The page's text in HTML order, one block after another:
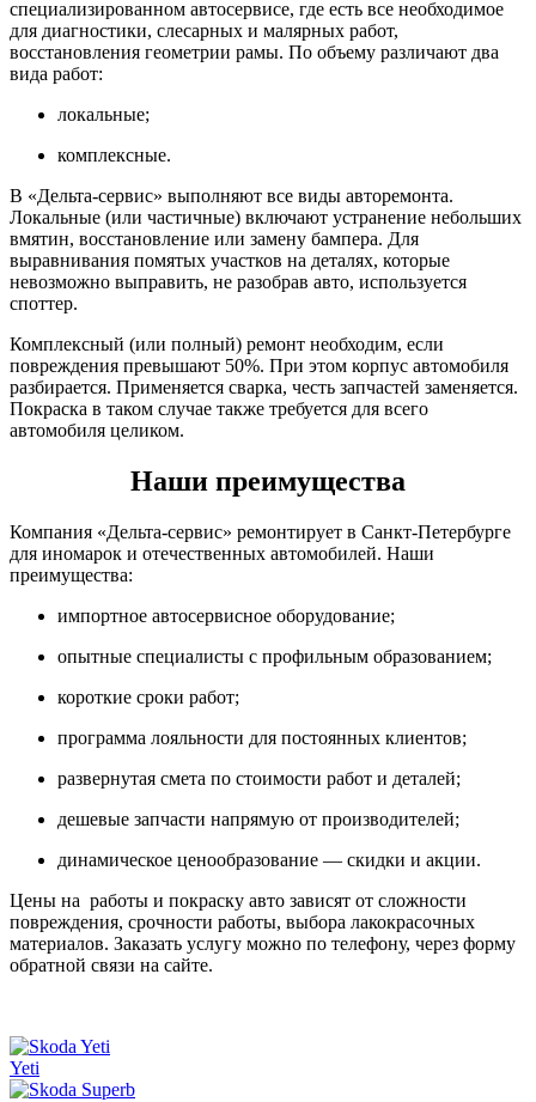
специализированном автосервисе, где есть все необходимое
для диагностики, слесарных и малярных работ,
восстановления геометрии рамы. По объему различают два
вида работ:
локальные;
комплексные.
В «Дельта-сервис» выполняют все виды авторемонта.
Локальные (или частичные) включают устранение небольших
вмятин, восстановление или замену бампера. Для
выравнивания помятых участков на деталях, которые
невозможно выправить, не разобрав авто, используется
споттер.
Комплексный (или полный) ремонт необходим, если
повреждения превышают 50%. При этом корпус автомобиля
разбирается. Применяется сварка, честь запчастей заменяется.
Покраска в таком случае также требуется для всего
автомобиля целиком.
Наши преимущества
Компания «Дельта-сервис» ремонтирует в Санкт-Петербурге
для иномарок и отечественных автомобилей. Наши
преимущества:
импортное автосервисное оборудование;
опытные специалисты с профильным образованием;
короткие сроки работ;
программа лояльности для постоянных клиентов;
развернутая смета по стоимости работ и деталей;
дешевые запчасти напрямую от производителей;
динамическое ценообразование — скидки и акции.
Цены на работы и покраску авто зависят от сложности
повреждения, срочности работы, выбора лакокрасочных
материалов. Заказать услугу можно по телефону, через форму
обратной связи на сайте.
Yeti